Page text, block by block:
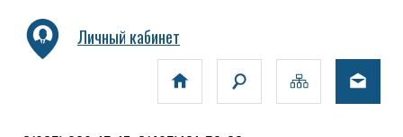
Личный кабинет